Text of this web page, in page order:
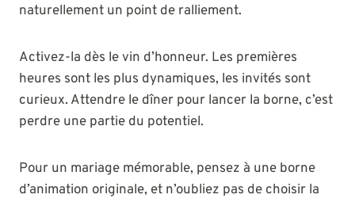
naturellement un point de ralliement.
Activez-la dès le vin d’honneur. Les premières
heures sont les plus dynamiques, les invités sont
curieux. Attendre le dîner pour lancer la borne, c’est
perdre une partie du potentiel.
Pour un mariage mémorable, pensez à une borne
d’animation originale, et n’oubliez pas de choisir la